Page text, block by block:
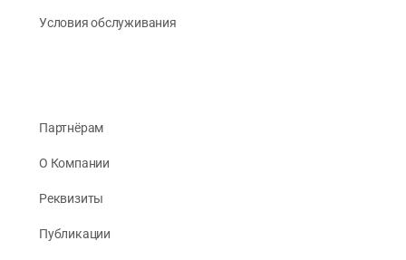
Условия обслуживания
Партнёрам
О Компании
Реквизиты
Публикации